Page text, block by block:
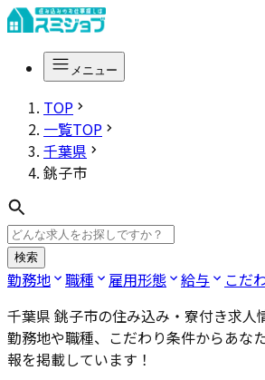
メニュー
TOP
一覧TOP
千葉県
銚子市
検索
勤務地 職種 雇用形態 給与
こだ
千葉県 銚子市の住み込み・寮付き求人
勤務地や職種、こだわり条件からあな
報を掲載しています！